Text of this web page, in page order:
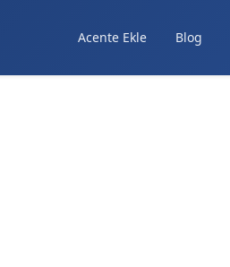
Acente Ekle Blog